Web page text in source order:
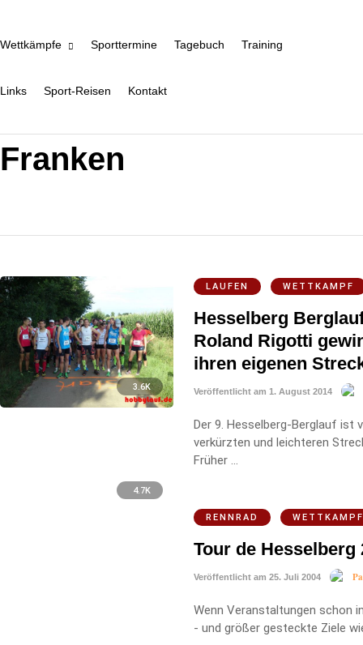
Wettkämpfe Sporttermine Tagebuch Training
Links Sport-Reisen Kontakt
Franken
3.6K
LAUFEN WETTKAMPF
Hesselberg
Roland Rigotti
ihren eigenen
Veröffentlicht am 1. August 2014
Der 9. Hesselberg-Berglauf ist
verkürzten und leichteren
Früher …
4.7K
RENNRAD
Tour de Hesselberg
Veröffentlicht am 25. Juli 2004
Wenn Veranstaltungen schon
- und größer gesteckte Ziele